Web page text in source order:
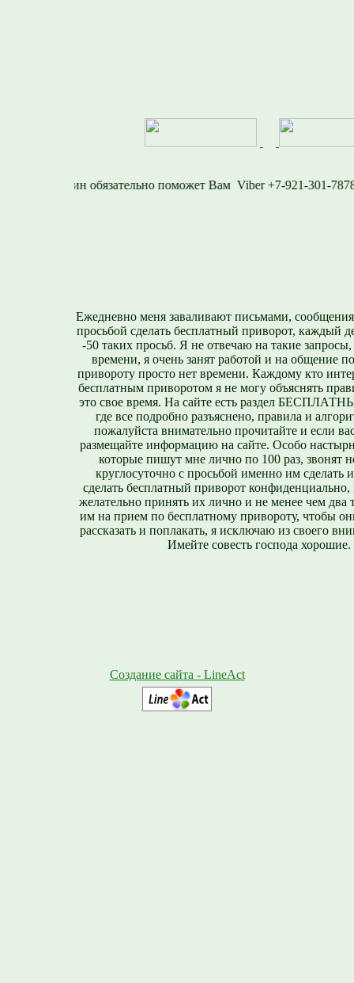
Viber +7-921-
Ежедневно меня заваливают письмами,
просьбой сделать бесплатный приворот, каждый
-50 таких просьб. Я не отвечаю на такие
времени, я очень занят работой и на общение
привороту просто нет времени. Каждому кто
бесплатным приворотом я не могу объяснять
это свое время. На сайте есть раздел
где все подробно разъяснено, правила и
пожалуйста внимательно прочитайте и если
размещайте информацию на сайте. Особо
которые пишут мне лично по 100 раз, звонят
круглосуточно с просьбой именно им сделать
сделать бесплатный приворот конфиденциально,
желательно принять их лично и не менее чем два
им на прием по бесплатному привороту, чтобы
рассказать и поплакать, я исключаю из своего
Имейте совесть господа хорошие.
Создание сайта - LineAct